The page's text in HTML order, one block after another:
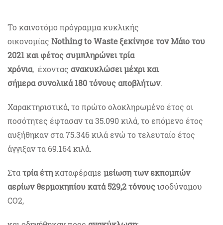
Το καινοτόμο πρόγραμμα κυκλικής
οικονομίας Nothing to Waste ξεκίνησε τον Μάιο του
2021 και φέτος συμπληρώνει τρία
χρόνια, έχοντας ανακυκλώσει μέχρι και
σήμερα συνολικά 180 τόνους αποβλήτων.
Χαρακτηριστικά, το πρώτο ολοκληρωμένο έτος οι
ποσότητες έφτασαν τα 35.090 κιλά, το επόμενο έτος
αυξήθηκαν στα 75.346 κιλά ενώ το τελευταίο έτος
άγγιξαν τα 69.164 κιλά.
Στατρία έτηκαταφέραμε μείωση των εκπομπών
αερίων θερμοκηπίου κατά 529,2 τόνουςισοδύναμου
CO2,